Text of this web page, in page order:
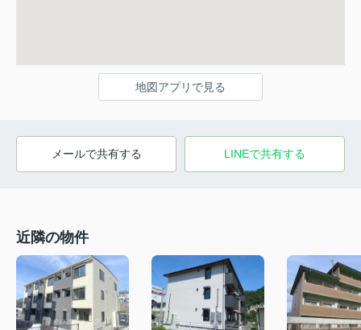
地図アプリで見る
メールで共有する LINEで共有する
近隣の物件